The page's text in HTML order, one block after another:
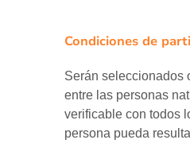
Condiciones de
Serán seleccionados
entre las personas
verificable con todos
persona pueda